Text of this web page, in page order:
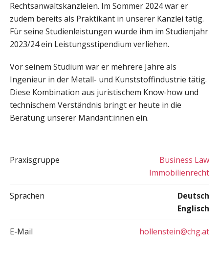
Rechtsanwaltskanzleien. Im Sommer 2024 war er
zudem bereits als Praktikant in unserer Kanzlei tätig.
Für seine Studienleistungen wurde ihm im Studienjahr
2023/24 ein Leistungsstipendium verliehen.
Vor seinem Studium war er mehrere Jahre als
Ingenieur in der Metall- und Kunststoffindustrie tätig.
Diese Kombination aus juristischem Know-how und
technischem Verständnis bringt er heute in die
Beratung unserer Mandant:innen ein.
Praxisgruppe
Business Law
Immobilienrecht
Sprachen
Deutsch
Englisch
E-Mail hollenstein@chg.at